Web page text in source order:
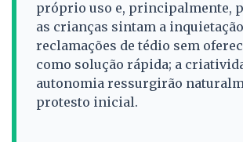
próprio uso e, principalmente,
as crianças sintam a
reclamações de tédio sem
como solução rápida; a
autonomia ressurgirão
protesto inicial.